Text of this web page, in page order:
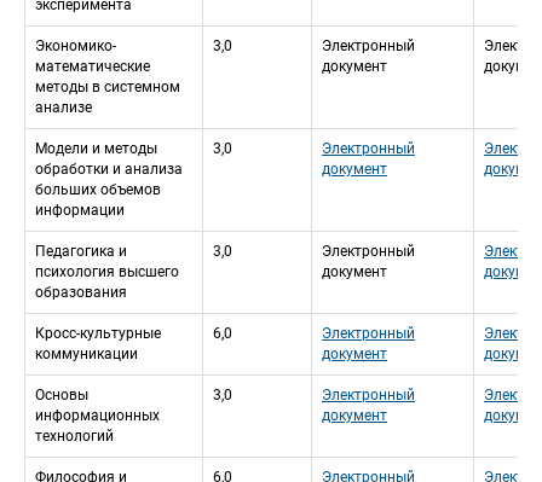
эксперимента
Экономико-
математические
методы в системном
анализе
3,0
Электронный
документ
Модели и методы
обработки и анализа
больших объемов
информации
3,0
Электронный
документ
Педагогика и
психология высшего
образования
3,0
Электронный
документ
Кросс-культурные
коммуникации
6,0
Электронный
документ
Основы
информационных
технологий
3,0
Электронный
документ
Философия и
6,0
Электронный